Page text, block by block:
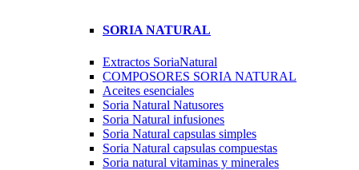
SORIA NATURAL
Extractos SoriaNatural
COMPOSORES SORIA NATURAL
Aceites esenciales
Soria Natural Natusores
Soria Natural infusiones
Soria Natural capsulas simples
Soria Natural capsulas compuestas
Soria natural vitaminas y minerales